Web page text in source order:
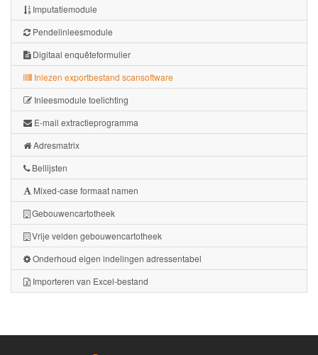
Imputatiemodule
Pendelinleesmodule
Digitaal enquêteformulier
Inlezen exportbestand scansoftware
Inleesmodule toelichting
E-mail extractieprogramma
Adresmatrix
Bellijsten
Mixed-case formaat namen
Gebouwencartotheek
Vrije velden gebouwencartotheek
Onderhoud eigen indelingen adressentabel
Importeren van Excel-bestand